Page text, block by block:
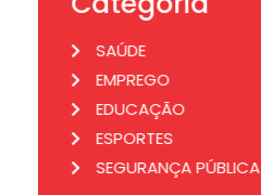
SAÚDE
EMPREGO
EDUCAÇÃO
ESPORTES
SEGURANÇA PÚBLICA